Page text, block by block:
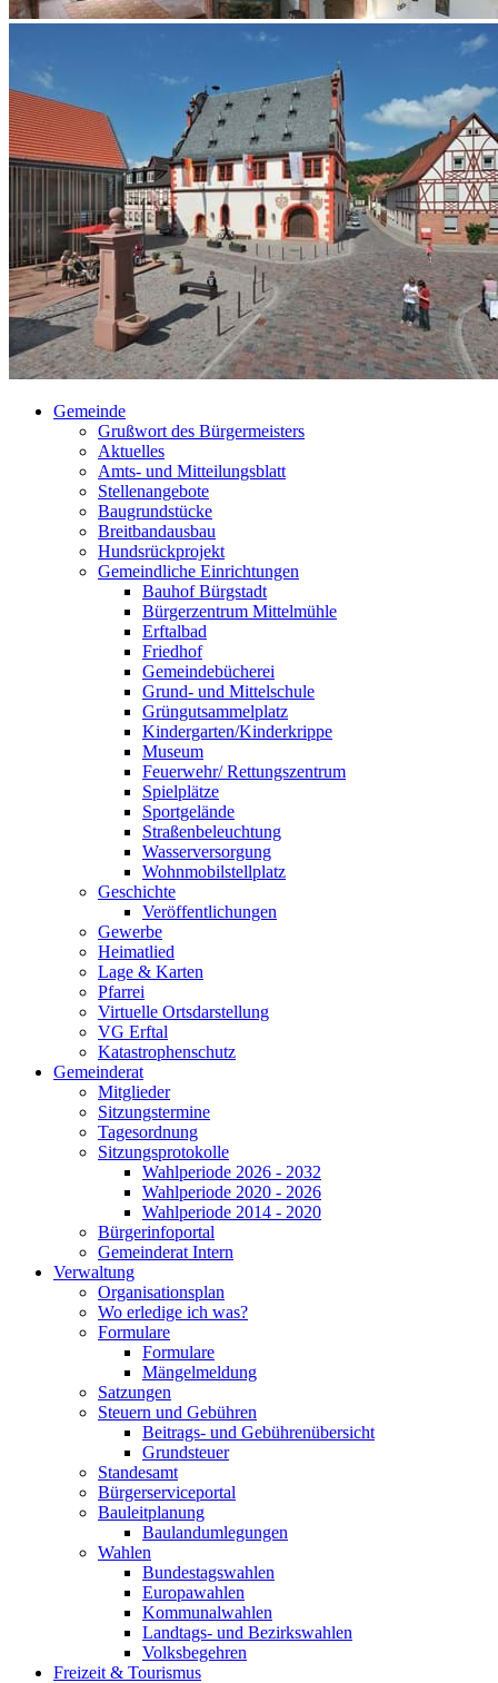
Gemeinde
Grußwort des Bürgermeisters
Aktuelles
Amts- und Mitteilungsblatt
Stellenangebote
Baugrundstücke
Breitbandausbau
Hundsrückprojekt
Gemeindliche Einrichtungen
Bauhof Bürgstadt
Bürgerzentrum Mittelmühle
Erftalbad
Friedhof
Gemeindebücherei
Grund- und Mittelschule
Grüngutsammelplatz
Kindergarten/Kinderkrippe
Museum
Feuerwehr/ Rettungszentrum
Spielplätze
Sportgelände
Straßenbeleuchtung
Wasserversorgung
Wohnmobilstellplatz
Geschichte
Veröffentlichungen
Gewerbe
Heimatlied
Lage & Karten
Pfarrei
Virtuelle Ortsdarstellung
VG Erftal
Katastrophenschutz
Gemeinderat
Mitglieder
Sitzungstermine
Tagesordnung
Sitzungsprotokolle
Wahlperiode 2026 - 2032
Wahlperiode 2020 - 2026
Wahlperiode 2014 - 2020
Bürgerinfoportal
Gemeinderat Intern
Verwaltung
Organisationsplan
Wo erledige ich was?
Formulare
Formulare
Mängelmeldung
Satzungen
Steuern und Gebühren
Beitrags- und Gebührenübersicht
Grundsteuer
Standesamt
Bürgerserviceportal
Bauleitplanung
Baulandumlegungen
Wahlen
Bundestagswahlen
Europawahlen
Kommunalwahlen
Landtags- und Bezirkswahlen
Volksbegehren
Freizeit & Tourismus